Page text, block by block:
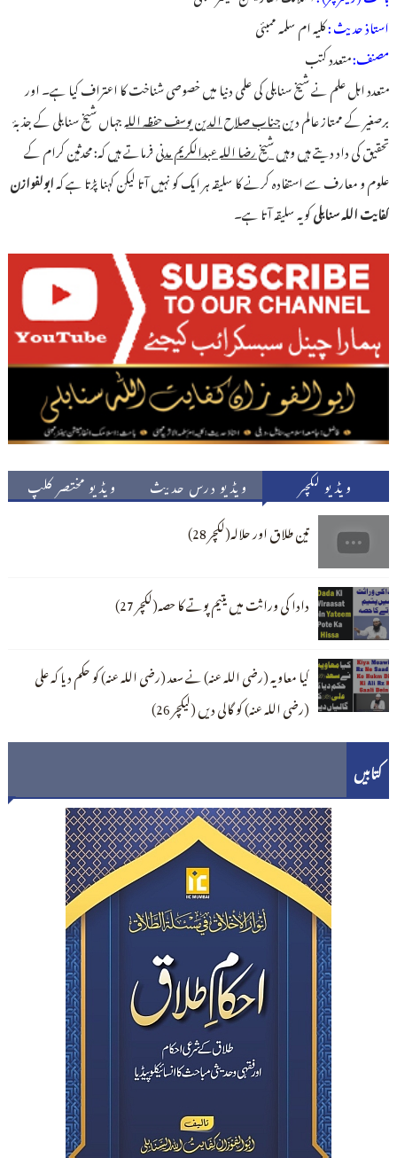
استاذ حدیث :کلیہ ام سلمہ ممبئی
مصنف:متعدد کتب
متعدد اہل علم نے شیخ سنابلی کی علمی دنیا میں خصوصی شناخت کا اعتراف کیا ہے۔ اور
برصغیر کے ممتاز عالم دینجناب صلاح الدین یوسف حفظہ اللہجہاں شیخ سنابلی کے جذبۂ
تحقیق کی داد دیتے ہیں وہیںشیخ رضا اللہ عبدالکریم مدنیفرماتے ہیں کہ: محدثین کرام کے
علوم و معارف سے استفادہ کرنے کا سلیقہ ہر ایک کو نہیں آتا لیکن کہنا پڑتا ہے کہابولفوازن
کفایت اللہ سنابلیکو یہ سلیقہ آتا ہے۔
ویڈیو لکچر ویڈیو درس حدیث
ویڈیو مختصر کلپ
تین طلاق اور حلالہ(لکچر 28)
دادا کی وراثت میں یتیم پوتے کا حصہ(لکچر 27)
کیا معاویہ (رضی اللہ عنہ) نے سعد (رضی اللہ عنہ) کو حکم دیا کہ علی
(رضی اللہ عنہ) کو گالی دیں (لیکچر 26)
کتابیں